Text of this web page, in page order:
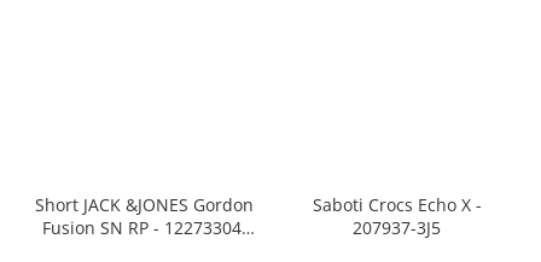
Short JACK &JONES Gordon
Fusion SN RP - 12273304-
Saboti Crocs Echo X -
207937-3J5